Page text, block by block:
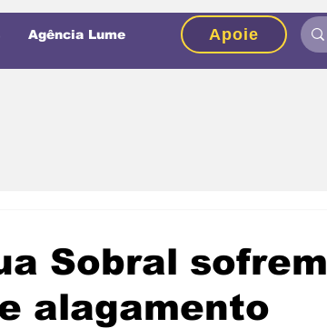
Agência Lume Apoie
Sobral sofrem
alagamento